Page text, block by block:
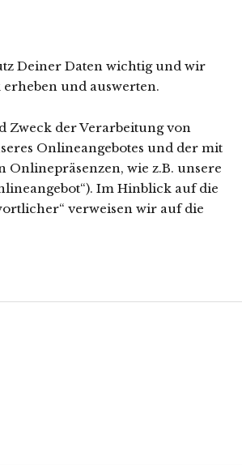
Deiner Daten wichtig und wir
und auswerten.
Zweck der Verarbeitung von
Onlineangebotes und der mit
wie z.B. unsere
Im Hinblick auf die
verweisen wir auf die